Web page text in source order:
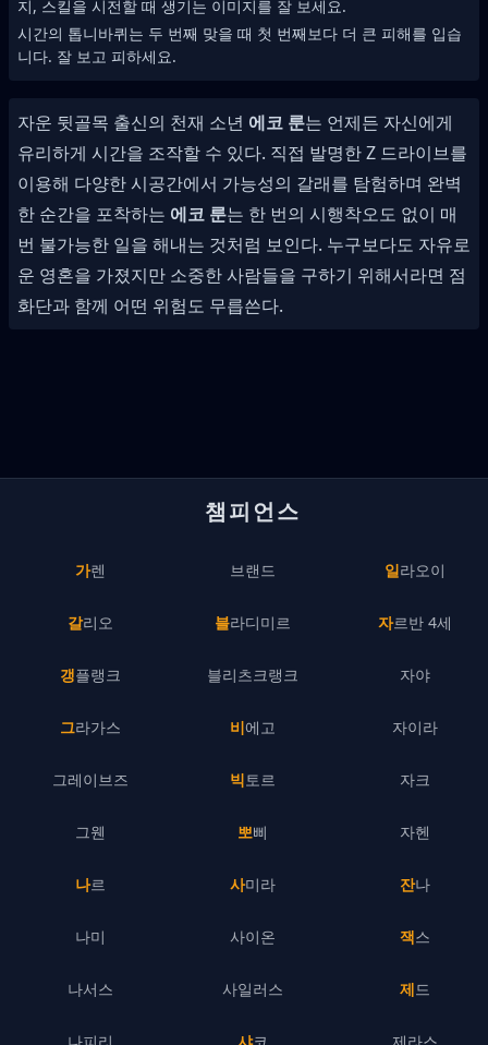
지, 스킬을 시전할 때 생기는 이미지를 잘 보세요.
시간의 톱니바퀴는 두 번째 맞을 때 첫 번째보다 더 큰 피해를 입습
니다. 잘 보고 피하세요.
자운 뒷골목 출신의 천재 소년 에코 룬는 언제든 자신에게
유리하게 시간을 조작할 수 있다. 직접 발명한 Z 드라이브를
이용해 다양한 시공간에서 가능성의 갈래를 탐험하며 완벽
한 순간을 포착하는 에코 룬는 한 번의 시행착오도 없이 매
번 불가능한 일을 해내는 것처럼 보인다. 누구보다도 자유로
운 영혼을 가졌지만 소중한 사람들을 구하기 위해서라면 점
화단과 함께 어떤 위험도 무릅쓴다.
챔피언스
가렌
갈리오
갱플랭크
그라가스
그레이브즈
그웬
나르
나미
나서스
브랜드
블라디미르
블리츠크랭크
비에고
빅토르
뽀삐
사미라
사이온
사일러스
일라오이
자르반 4세
자야
자이라
자크
자헨
잔나
잭스
제드